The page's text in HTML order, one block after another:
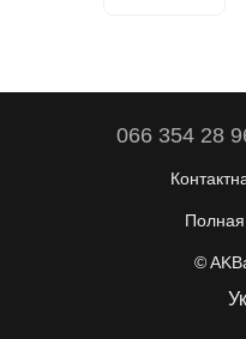
066 354 28
Полная
©